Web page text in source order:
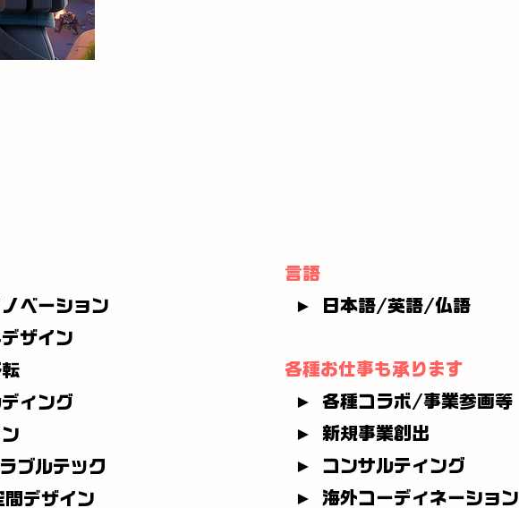
ベーション
ザイン
ィング
ルテック
デザイン
言語
► 日本語/英語/仏語
各種お仕事も承ります
► 各種コラボ/事業参画等
► 新規事業創出
► コンサルティング
► 海外コーディネーション